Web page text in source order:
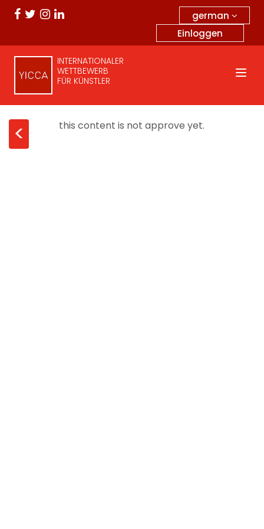
german
Einloggen
INTERNATIONALER
WETTBEWERB
FÜR KÜNSTLER
< this content is not approve yet.